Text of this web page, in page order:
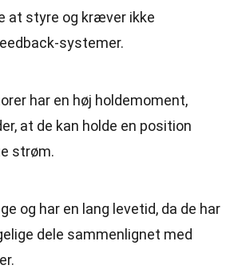
at styre og kræver ikke
systemer.
har en høj holdemoment,
at de kan holde en position
strøm.
og har en lang levetid, da de har
dele sammenlignet med